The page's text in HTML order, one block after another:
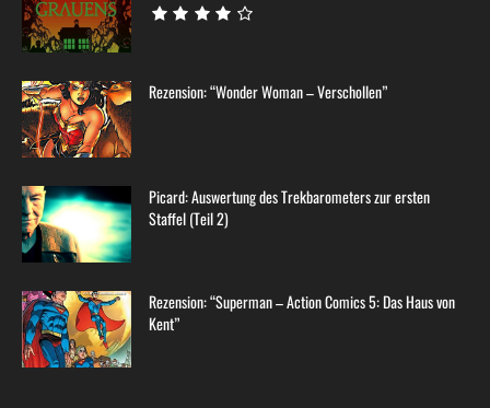
Rezension: “Wonder Woman – Verschollen”
Picard: Auswertung des Trekbarometers zur ersten
Staffel (Teil 2)
Rezension: “Superman – Action Comics 5: Das Haus von
Kent”